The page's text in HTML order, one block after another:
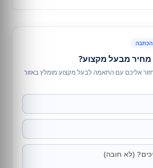
הכתבה
מחיר מבעל מקצוע?
אליכם עם התאמה לבעל מקצוע מומלץ באזור